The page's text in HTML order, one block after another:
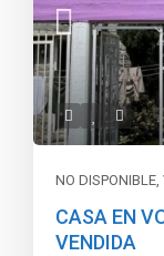
NO DISPONIBLE,
CASA EN
VENDIDA